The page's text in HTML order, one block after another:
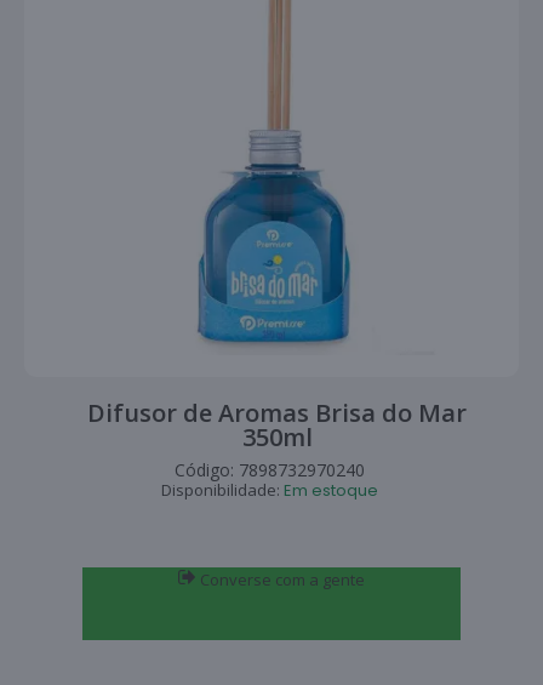
Difusor de Aromas Brisa do Mar
350ml
Código: 7898732970240
Disponibilidade: Em estoque
Converse com a gente